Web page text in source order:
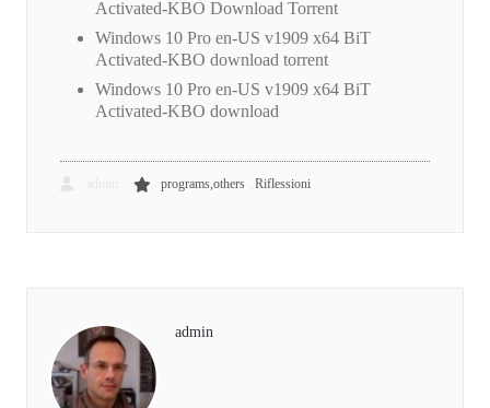
Activated-KBO Download Torrent
Windows 10 Pro en-US v1909 x64 BiT
Activated-KBO download torrent
Windows 10 Pro en-US v1909 x64 BiT
Activated-KBO download
programs,others Riflessioni
admin